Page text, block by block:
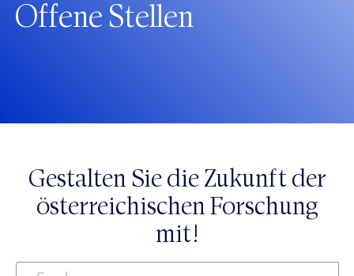
Network Medicine at the University of Vienna
Wissenschaftsvermittlung und Pandemievorsorge an
Offene Stellen
Gestalten Sie die Zukunft der
österreichischen Forschung
mit!
Suchen